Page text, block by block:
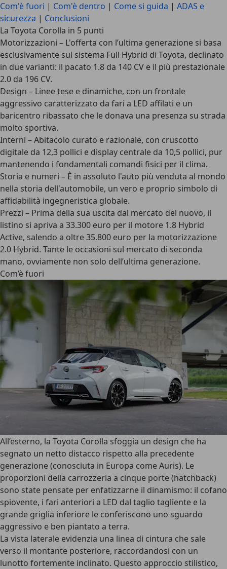
Com'è fuori | Com'è dentro | Come si guida | ADAS e
sicurezza | Conclusioni
La Toyota Corolla in 5 punti
Motorizzazioni – L'offerta con l’ultima generazione si basa
esclusivamente sul sistema Full Hybrid di Toyota, declinato
in due varianti: il pacato 1.8 da 140 CV e il più prestazionale
2.0 da 196 CV.
Design – Linee tese e dinamiche, con un frontale
aggressivo caratterizzato da fari a LED affilati e un
baricentro ribassato che le donava una presenza su strada
molto sportiva.
Interni – Abitacolo curato e razionale, con cruscotto
digitale da 12,3 pollici e display centrale da 10,5 pollici, pur
mantenendo i fondamentali comandi fisici per il clima.
Storia e numeri – È in assoluto l'auto più venduta al mondo
nella storia dell'automobile, un vero e proprio simbolo di
affidabilità ingegneristica globale.
Prezzi – Prima della sua uscita dal mercato del nuovo, il
listino si apriva a 33.300 euro per il motore 1.8 Hybrid
Active, salendo a oltre 35.800 euro per la motorizzazione
2.0 Hybrid. Tante le occasioni sul mercato di seconda
mano, ovviamente non solo dell’ultima generazione.
Com’è fuori
All’esterno, la Toyota Corolla sfoggia un design che ha
segnato un netto distacco rispetto alla precedente
generazione (conosciuta in Europa come Auris). Le
proporzioni della carrozzeria a cinque porte (hatchback)
sono state pensate per enfatizzarne il dinamismo: il cofano
spiovente, i fari anteriori a LED dal taglio tagliente e la
grande griglia inferiore le conferiscono uno sguardo
aggressivo e ben piantato a terra.
La vista laterale evidenzia una linea di cintura che sale
verso il montante posteriore, raccordandosi con un
lunotto fortemente inclinato. Questo approccio stilistico,